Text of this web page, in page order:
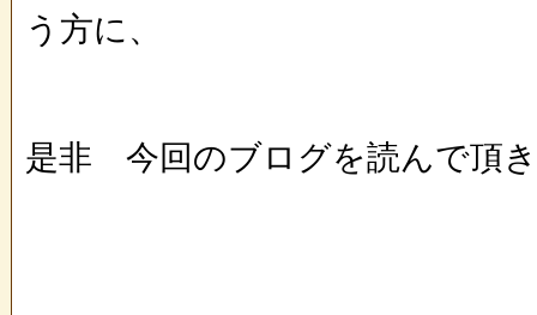
う方に、
是非 今回のブログを読んで頂